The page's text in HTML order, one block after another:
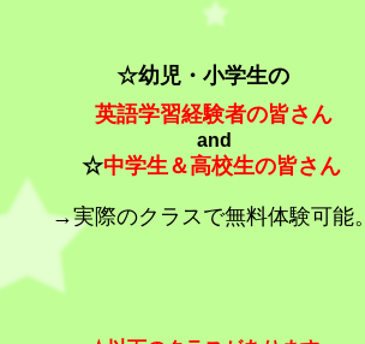
☆幼児・小学生の
英語学習経験者の皆さん
and
☆中学生＆高校生の皆さん
→実際のクラスで無料体験可能。